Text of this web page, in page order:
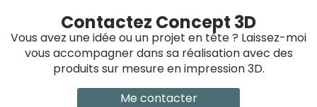
Contactez Concept 3D
Vous avez une idée ou un projet en tête ? Laissez-moi
vous accompagner dans sa réalisation avec des
produits sur mesure en impression 3D.
Me contacter